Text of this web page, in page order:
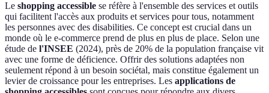
Le shopping accessible se réfère à l'ensemble des services et outils
qui facilitent l'accès aux produits et services pour tous, notamment
les personnes avec des disabilities. Ce concept est crucial dans un
monde où le e-commerce prend de plus en plus de place. Selon une
étude de l'INSEE (2024), près de 20% de la population française vit
avec une forme de déficience. Offrir des solutions adaptées non
seulement répond à un besoin sociétal, mais constitue également un
levier de croissance pour les entreprises. Les applications de